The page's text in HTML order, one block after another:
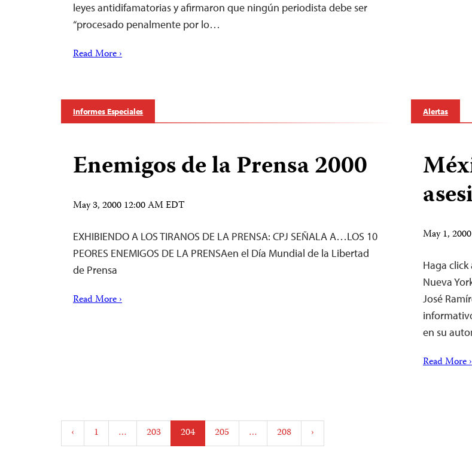
leyes antidifamatorias y afirmaron que ningún periodista debe ser
“procesado penalmente por lo…
Read More ›
Informes Especiales
Enemigos de la Prensa 2000
May 3, 2000 12:00 AM EDT
EXHIBIENDO A LOS TIRANOS DE LA PRENSA: CPJ SEÑALA A…LOS 10
PEORES ENEMIGOS DE LA PRENSAen el Día Mundial de la Libertad
de Prensa
Read More ›
Alertas
May 1,
Haga
Nueva
José
en su
Read More ›
Posts
‹ 1 … 203 204 205 … 208 ›